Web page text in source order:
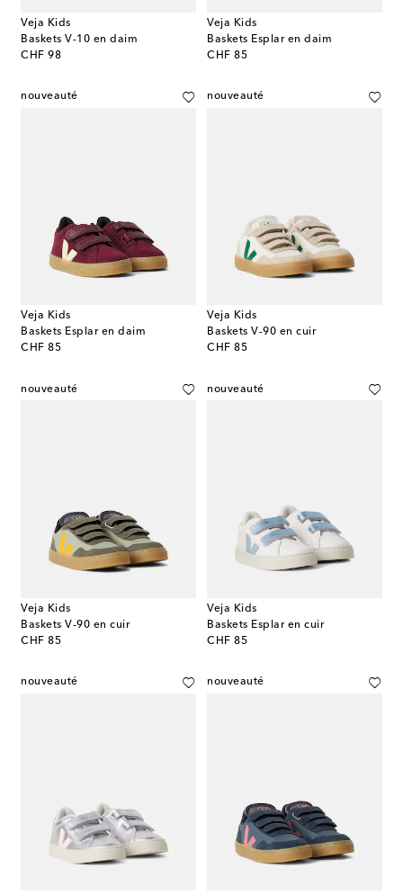
Veja Kids
Baskets V-10 en daim
CHF 98
original price
Veja Kids
Baskets Esplar en daim
CHF 85
original price
nouveauté
Veja Kids
Baskets Esplar en daim
CHF 85
original price
nouveauté
Veja Kids
Baskets V-90 en cuir
CHF 85
original price
nouveauté
Veja Kids
Baskets V-90 en cuir
CHF 85
original price
nouveauté
Veja Kids
Baskets Esplar en cuir
CHF 85
original price
nouveauté nouveauté